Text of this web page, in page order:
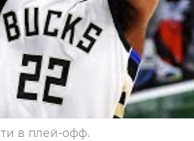
в плей-офф.